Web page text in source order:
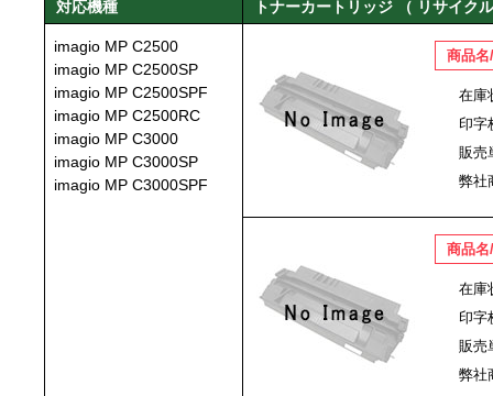
対応機種
imagio MP C2500
imagio MP C2500SP
imagio MP C2500SPF
imagio MP C2500RC
imagio MP C3000
imagio MP C3000SP
imagio MP C3000SPF
トナーカートリッジ （ リサイク
商品名
在庫
印字
販売
弊社
商品名
在庫
印字
販売
弊社